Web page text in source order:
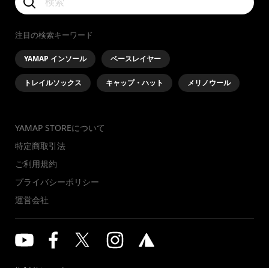
注目の検索キーワード
YAMAP インソール ベースレイヤー
トレイルソックス キャップ・ハット メリノウール
YAMAP STOREについて
特定商取引法
ご利用規約
プライバシーポリシー
運営会社